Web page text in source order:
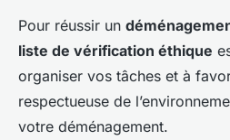
Pour réussir un
liste de vérification éthique
organiser vos tâches et à
respectueuse de
votre déménagement.